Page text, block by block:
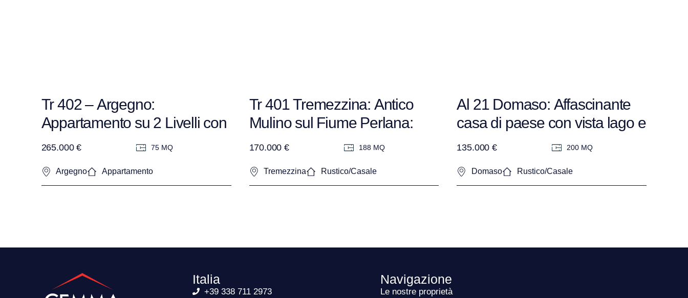
Tr 402 – Argegno:
Appartamento su 2 Livelli con
vista Lago in Residence –
265.000 € 75 MQ
Argegno Appartamento
Tr 401 Tremezzina: Antico
Mulino sul Fiume Perlana:
Un’oasi privata da riportare in
170.000 € 188 MQ
Tremezzina Rustico/Casale
Al 21 Domaso: Affascinante
casa di paese con vista lago e
corte privata.
135.000 € 200 MQ
Domaso Rustico/Casale
Italia
+39 338 711 2973
Navigazione
Le nostre proprietà